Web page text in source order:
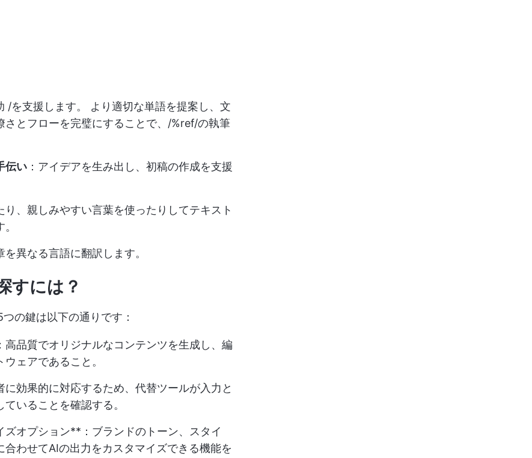
を支援します。 より適切な単語を提案し、文
とフローを完璧にすることで、/%ref/の執筆
伝い ：アイデアを生み出し、初稿の作成を支援
り、親しみやすい言葉を使ったりしてテキスト
異なる言語に翻訳します。
すには？
の鍵は以下の通りです：
：高品質でオリジナルなコンテンツを生成し、編
ェアであること。
に効果的に対応するため、代替ツールが入力と
いることを確認する。
ズオプション**：ブランドのトーン、スタイ
わせてAIの出力をカスタマイズできる機能を